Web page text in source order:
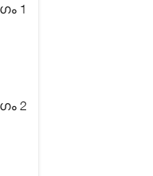
1
2